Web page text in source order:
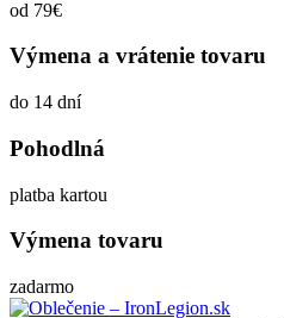
od 79€
Výmena a vrátenie tovaru
do 14 dní
Pohodlná
platba kartou
Výmena tovaru
zadarmo